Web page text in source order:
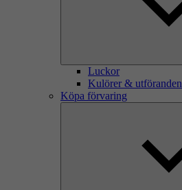
Luckor
Kulörer & utföranden
Köpa förvaring